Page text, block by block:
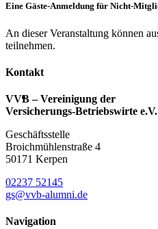
Eine Gäste-Anmeldung für Nicht-
An dieser Veranstaltung können
teilnehmen.
Kontakt
VVB – Vereinigung der
Versicherungs-Betriebswirte e.V.
Geschäftsstelle
Broichmühlenstraße 4
50171 Kerpen
02237 52145
gs@vvb-alumni.de
Navigation